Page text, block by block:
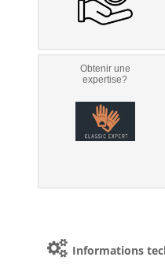
Obtenir une
expertise?
Informations